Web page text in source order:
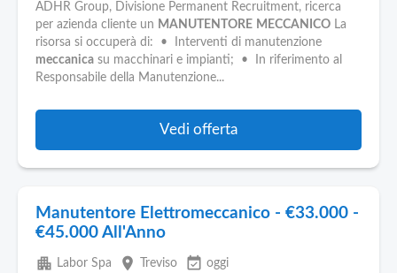
ADHR Group, Divisione Permanent Recruitment, ricerca
per azienda cliente un MANUTENTORE MECCANICO La
risorsa si occuperà di: • Interventi di manutenzione
meccanica su macchinari e impianti; • In riferimento al
Responsabile della Manutenzione...
Vedi offerta
Manutentore Elettromeccanico - €33.000 -
€45.000 All'Anno
apartment Labor Spa place Treviso event_available oggi